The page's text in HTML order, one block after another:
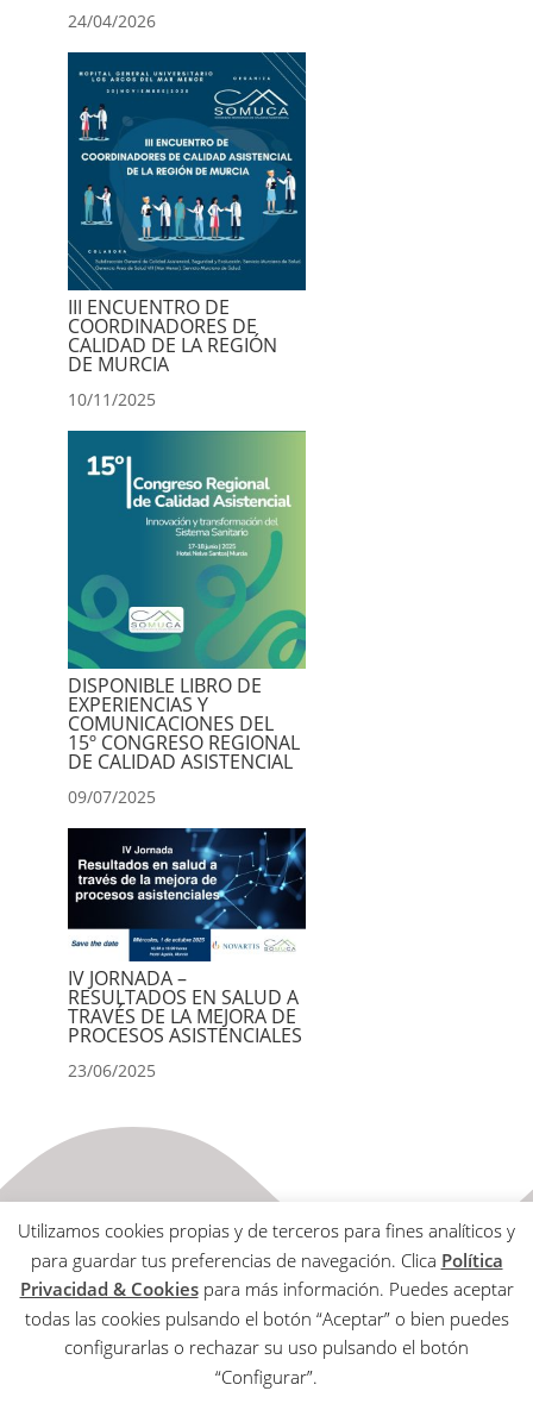
24/04/2026
III ENCUENTRO DE
COORDINADORES DE
CALIDAD DE LA REGIÓN
DE MURCIA
10/11/2025
DISPONIBLE LIBRO DE
EXPERIENCIAS Y
COMUNICACIONES DEL
15º CONGRESO REGIONAL
DE CALIDAD ASISTENCIAL
09/07/2025
IV JORNADA –
RESULTADOS EN SALUD A
TRAVÉS DE LA MEJORA DE
PROCESOS ASISTENCIALES
23/06/2025
Aviso Legal
Política de Privacidad & Cookies
Utilizamos cookies propias y de terceros para fines analíticos y
para guardar tus preferencias de navegación. Clica Política
Privacidad & Cookiespara más información. Puedes aceptar
todas las cookies pulsando el botón “Aceptar” o bien puedes
configurarlas o rechazar su uso pulsando el botón
“Configurar”.